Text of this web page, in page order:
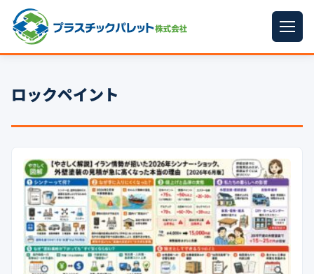
パレットサイズ
プラパレット ▼
コンテナ
中古パレット
再生原料
梱包資材
ロックペイント